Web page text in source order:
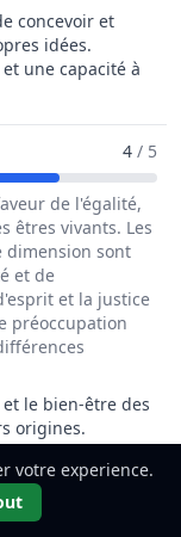
concevoir et
idées.
une capacité à
Animateur
4 / 5
de l'égalité,
êtres vivants. Les
dimension sont
et de
et la justice
préoccupation
le bien-être des
origines.
respect envers
votre experience.